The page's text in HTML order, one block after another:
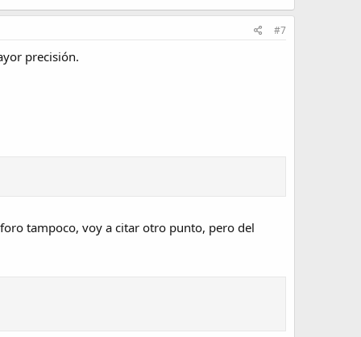
#7
precisión.
tampoco, voy a citar otro punto, pero del